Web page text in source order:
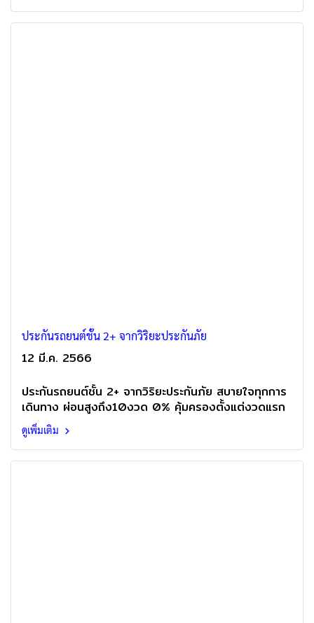
ประกันรถยนต์ชั้น 2+ จากวิริยะประกันภัย
12 มี.ค. 2566
ประกันรถยนต์ชั้น 2+ จากวิริยะประกันภัย สบายใจทุกการ
เดินทาง ผ่อนสูงถึง10งวด 0% คุ้มครองตั้งแต่งวดแรก
ดูเพิ่มเติม